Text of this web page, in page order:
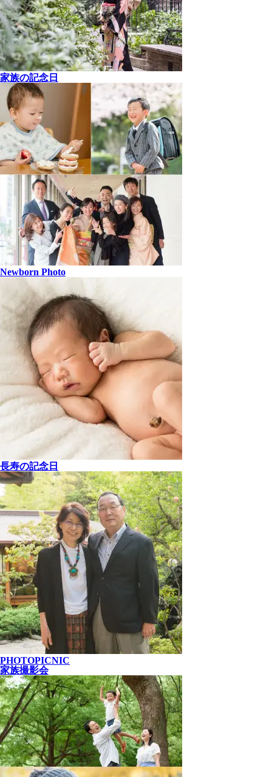
家族の記念日
Newborn Photo
長寿の記念日
PHOTOPICNIC
家族撮影会